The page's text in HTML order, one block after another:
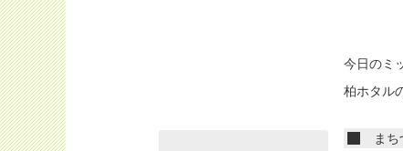
今日のミ
柏ホタル
まち